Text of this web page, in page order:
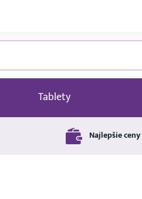
Tablety
Najlepšie ceny